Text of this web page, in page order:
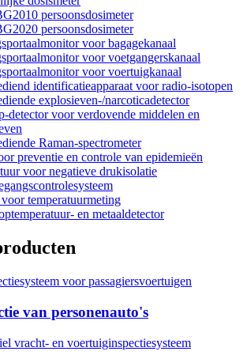
persoonsdosimeter
persoonsdosimeter
voor bagagekanaal
voor voetgangerskanaal
voor voertuigkanaal
identificatieapparaat voor radio-isotopen
explosieven-/narcoticadetector
detector voor verdovende middelen en
Raman-spectrometer
preventie en controle van epidemieën
voor negatieve drukisolatie
temperatuurmeting
en metaaldetector
van personenauto's